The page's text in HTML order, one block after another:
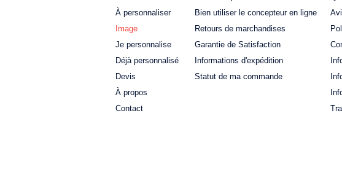
À personnaliser
Image
Je personnalise
Déjà personnalisé
Devis
À propos
Contact
Bien utiliser le concepteur en ligne
Retours de marchandises
Garantie de Satisfaction
Informations d'expédition
Statut de ma commande